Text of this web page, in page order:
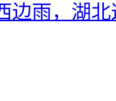
边雨，湖